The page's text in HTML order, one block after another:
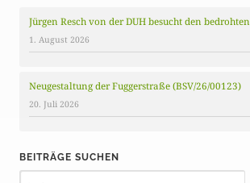
Jürgen Resch von der DUH besucht den
1. August 2026
Neugestaltung der Fuggerstraße (BSV/26/00123)
20. Juli 2026
BEITRÄGE SUCHEN